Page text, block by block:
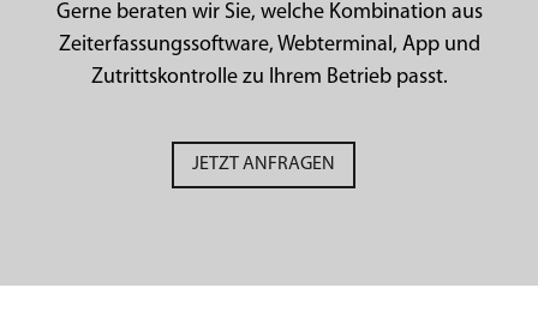
Gerne beraten wir Sie, welche Kombination aus
Zeiterfassungssoftware, Webterminal, App und
Zutrittskontrolle zu Ihrem Betrieb passt.
JETZT ANFRAGEN